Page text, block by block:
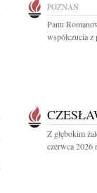
POZNAŃ
Panu
współczucia
Z głębokim
czerwca 2026